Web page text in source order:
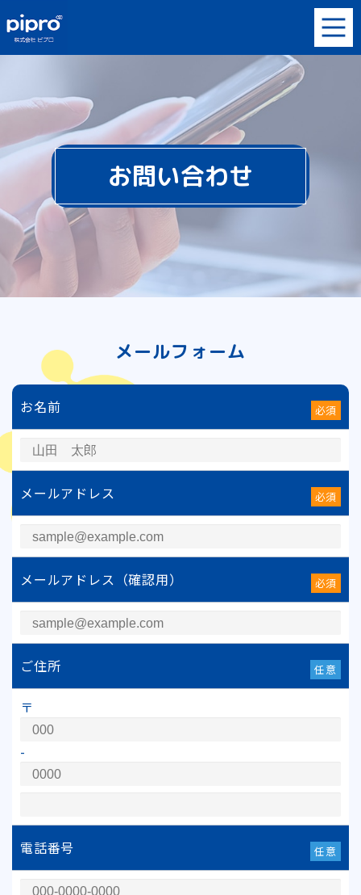
お問い合わせ
メールフォーム
お名前 必須
メールアドレス 必須
メールアドレス（確認用） 必須
ご住所 任意
〒
-
電話番号 任意